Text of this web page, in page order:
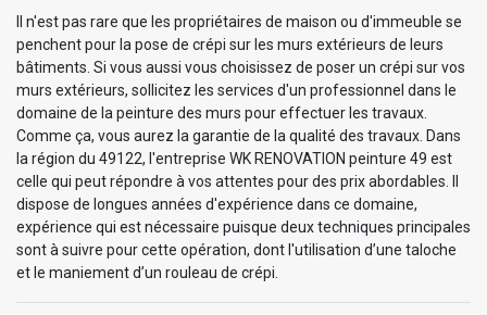
Il n'est pas rare que les propriétaires de maison ou d'immeuble se
penchent pour la pose de crépi sur les murs extérieurs de leurs
bâtiments. Si vous aussi vous choisissez de poser un crépi sur vos
murs extérieurs, sollicitez les services d'un professionnel dans le
domaine de la peinture des murs pour effectuer les travaux.
Comme ça, vous aurez la garantie de la qualité des travaux. Dans
la région du 49122, l'entreprise WK RENOVATION peinture 49 est
celle qui peut répondre à vos attentes pour des prix abordables. Il
dispose de longues années d'expérience dans ce domaine,
expérience qui est nécessaire puisque deux techniques principales
sont à suivre pour cette opération, dont l'utilisation d’une taloche
et le maniement d’un rouleau de crépi.